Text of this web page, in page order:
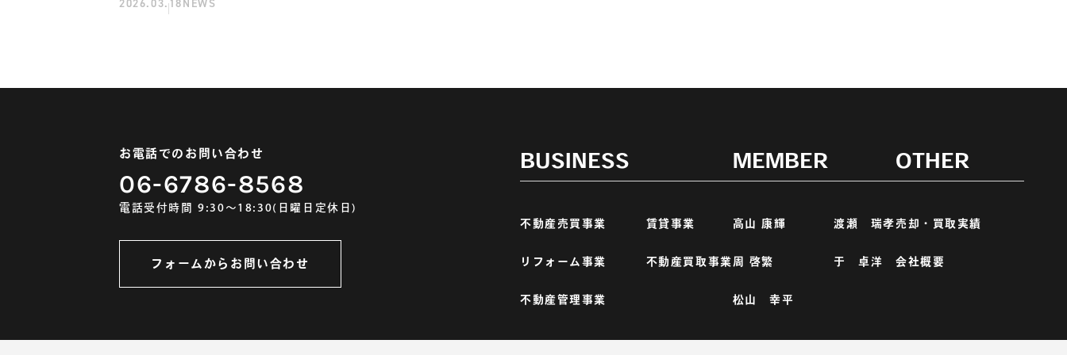
らせ
2026.03.18NEWS
お電話でのお問い合わせ
06-6786-8568
電話受付時間 9:30～18:30(日曜日定休日)
フォームからお問い合わせ
BUSINESS
不動産売買事業 賃貸事業
リフォーム事業 不動産買取事業
不動産管理事業
MEMBER
高山 康輝 渡瀬 瑞孝
周 啓繁 于 卓洋
松山 幸平
OTHER
売却・買取実績
会社概要